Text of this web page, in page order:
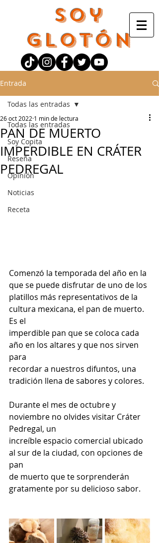
Soy
Glotón
Entrada
Todas las entradas
Soy Copita
Reseña
Opinión
Noticias
Receta
Todas las entradas
PAN DE MUERTO
IMPERDIBLE EN CRÁTER
PEDREGAL
26 oct 2022 1 min de lectura
Comenzó la temporada del año en la
que se puede disfrutar de uno de los
platillos más representativos de la
cultura mexicana, el pan de muerto.
Es el
imperdible pan que se coloca cada
año en los altares y que nos sirven
para
recordar a nuestros difuntos, una
tradición llena de sabores y colores.
Durante el mes de octubre y
noviembre no olvides visitar Cráter
Pedregal, un
increíble espacio comercial ubicado
al sur de la ciudad, con opciones de
pan
de muerto que te sorprenderán
gratamente por su delicioso sabor.